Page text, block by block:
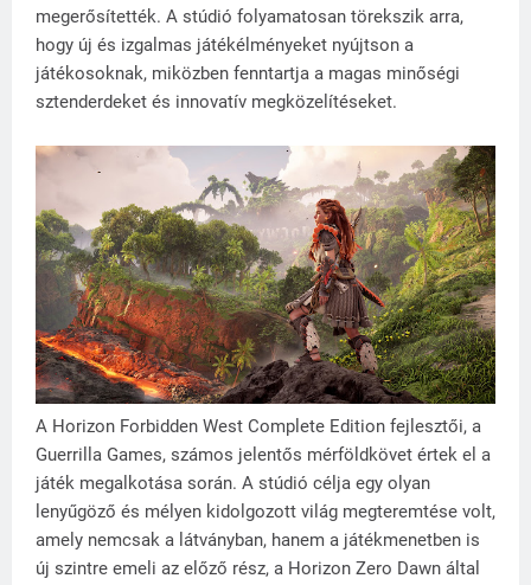
megerősítették. A stúdió folyamatosan törekszik arra,
hogy új és izgalmas játékélményeket nyújtson a
játékosoknak, miközben fenntartja a magas minőségi
sztenderdeket és innovatív megközelítéseket.
A Horizon Forbidden West Complete Edition fejlesztői, a
Guerrilla Games, számos jelentős mérföldkövet értek el a
játék megalkotása során. A stúdió célja egy olyan
lenyűgöző és mélyen kidolgozott világ megteremtése volt,
amely nemcsak a látványban, hanem a játékmenetben is
új szintre emeli az előző rész, a Horizon Zero Dawn által